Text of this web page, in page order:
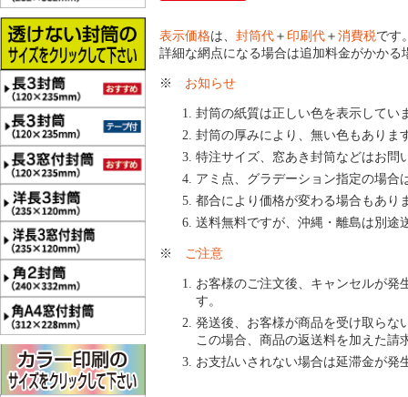
表示価格は、 封筒代 ＋ 印刷代 ＋ 消費税です
詳細な網点になる場合は追加料金がかかる
※ お知らせ
封筒の紙質は正しい色を表示してい
封筒の厚みにより、無い色もありま
特注サイズ、窓あき封筒などはお問
アミ点、グラデーション指定の場合
都合により価格が変わる場合もあり
送料無料ですが、沖縄・離島は別途
※ ご注意
お客様のご注文後、キャンセルが発
す。
発送後、お客様が商品を受け取らな
この場合、商品の返送料を加えた請
お支払いされない場合は延滞金が発